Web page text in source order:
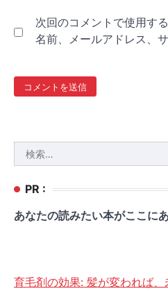
次回のコメントで使用す
名前、メールアドレス、
索:
PR :
あなたの読みたい本がここに
育毛剤の効果: 髪が変われば